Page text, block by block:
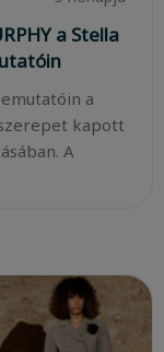
a Stella
a
kapott
A